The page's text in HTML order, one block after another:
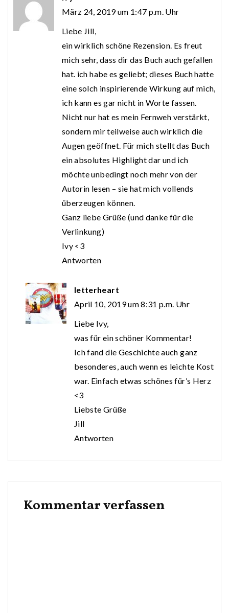
März 24, 2019 um 1:47 p.m. Uhr
Liebe Jill,
ein wirklich schöne Rezension. Es freut
mich sehr, dass dir das Buch auch gefallen
hat. ich habe es geliebt; dieses Buch hatte
eine solch inspirierende Wirkung auf mich,
ich kann es gar nicht in Worte fassen.
Nicht nur hat es mein Fernweh verstärkt,
sondern mir teilweise auch wirklich die
Augen geöffnet. Für mich stellt das Buch
ein absolutes Highlight dar und ich
möchte unbedingt noch mehr von der
Autorin lesen – sie hat mich vollends
überzeugen können.
Ganz liebe Grüße (und danke für die
Verlinkung)
Ivy <3
Antworten
letterheart
April 10, 2019 um 8:31 p.m. Uhr
Liebe Ivy,
was für ein schöner Kommentar!
Ich fand die Geschichte auch ganz
besonderes, auch wenn es leichte Kost
war. Einfach etwas schönes für’s Herz
<3
Liebste Grüße
Jill
Antworten
Kommentar verfassen